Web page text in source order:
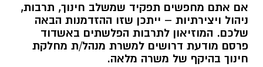
אם אתם מחפשים תפקיד שמשלב חינוך, תרבות,
ניהול ויצירתיות – ייתכן שזו ההזדמנות הבאה
שלכם. המוזיאון לתרבות הפלשתים באשדוד
פרסם מודעת דרושים למשרת מנהל/ת מחלקת
חינוך בהיקף של משרה מלאה.